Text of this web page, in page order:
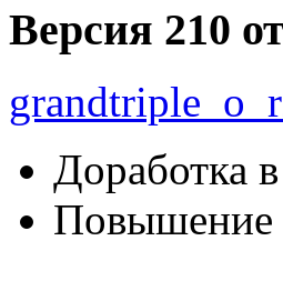
Версия 210
Доработка
Повышение